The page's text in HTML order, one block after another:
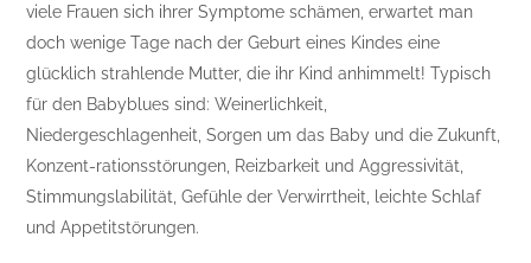
viele Frauen sich ihrer Symptome schämen, erwartet man
doch wenige Tage nach der Geburt eines Kindes eine
glücklich strahlende Mutter, die ihr Kind anhimmelt! Typisch
für den Babyblues sind: Weinerlichkeit,
Niedergeschlagenheit, Sorgen um das Baby und die Zukunft,
Konzent-rationsstörungen, Reizbarkeit und Aggressivität,
Stimmungslabilität, Gefühle der Verwirrtheit, leichte Schlaf
und Appetitstörungen.